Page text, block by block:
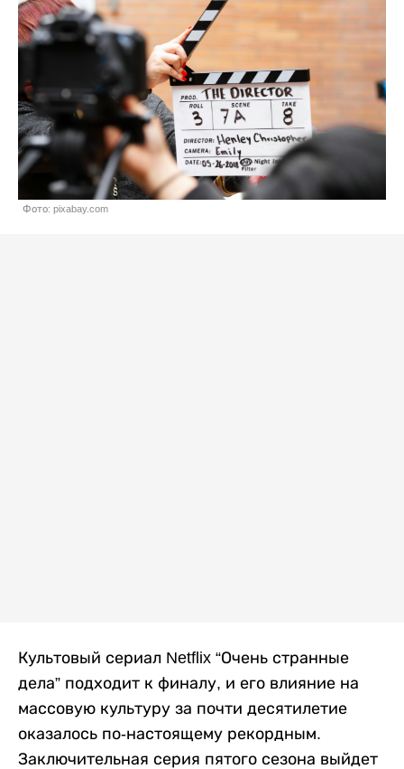
Фото: pixabay.com
Культовый сериал Netflix “Очень странные
дела” подходит к финалу, и его влияние на
массовую культуру за почти десятилетие
оказалось по-настоящему рекордным.
Заключительная серия пятого сезона выйдет